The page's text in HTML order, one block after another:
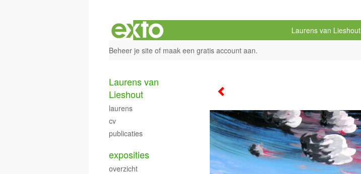
Laurens van Lieshout
Beheer je site of maak een gratis account aan.
Laurens van
Lieshout
laurens
cv
publicaties
exposities
overzicht